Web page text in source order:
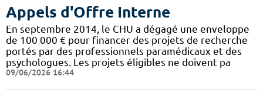
Appels d'Offre Interne
En septembre 2014, le CHU a dégagé une enveloppe
de 100 000 € pour financer des projets de recherche
portés par des professionnels paramédicaux et des
psychologues. Les projets éligibles ne doivent pa
09/06/2026 16:44